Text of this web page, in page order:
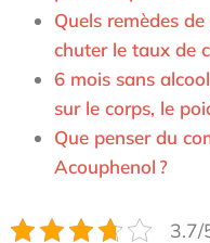
Quels remèdes
chuter le taux de
6 mois sans
sur le corps, le
Que penser du
Acouphenol ?
3.7/